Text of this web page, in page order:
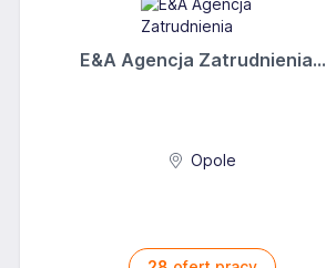
E&A Agencja Zatrudnienia...
Opole